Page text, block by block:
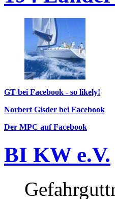
GT bei Facebook - so likely!
Norbert Gisder bei Facebook
Der MPC auf Facebook
BI KW e.V.